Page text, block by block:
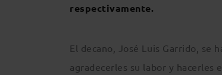
respectivamente.
El decano, José Luis Garrido, se
agradecerles su labor y hacerles